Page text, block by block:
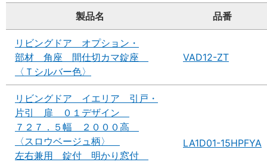
製品名 品番
リビングドア オプション・
部材 角座 間仕切カマ錠座
〈Ｔシルバー色〉
VAD12-ZT
リビングドア イエリア 引戸・
片引 扉 ０１デザイン
７２７．５幅 ２０００高
〈スロウベージュ柄〉
左右兼用 錠付 明かり窓付
LA1D01-15HPFYA